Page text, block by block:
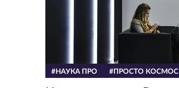
#НАУКА ПРО #ПРОСТО КОСМОС